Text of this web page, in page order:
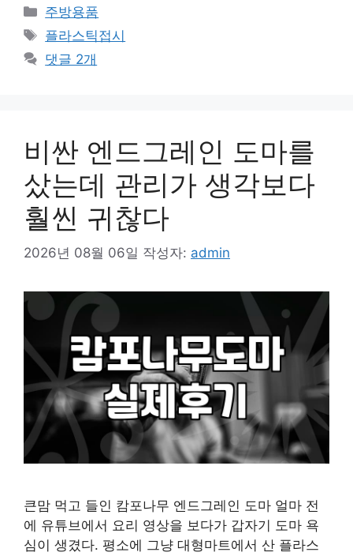
카
테
리
주방용품
태
그
플라스틱접시
댓글 2개
비싼 엔드그레인 도마를
샀는데 관리가 생각보다
훨씬 귀찮다
2026년 08월 06일 작성자: admin
큰맘 먹고 들인 캄포나무 엔드그레인 도마 얼마 전
에 유튜브에서 요리 영상을 보다가 갑자기 도마 욕
심이 생겼다. 평소에 그냥 대형마트에서 산 플라스